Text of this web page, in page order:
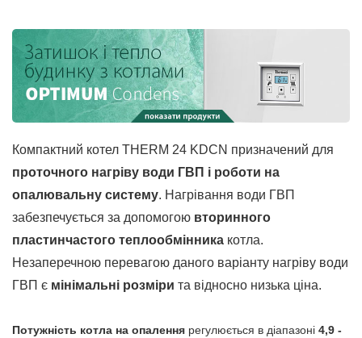
Компактний котел THERM 24 KDCN призначений для
проточного нагріву води ГВП і роботи на
опалювальну систему. Нагрівання води ГВП
забезпечується за допомогою вторинного
пластинчастого теплообмінника котла.
Незаперечною перевагою даного варіанту нагріву води
ГВП є мінімальні розміри та відносно низька ціна.
Потужність котла на опалення регулюється в діапазоні 4,9 -